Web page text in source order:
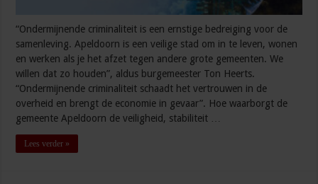
“Ondermijnende criminaliteit is een ernstige bedreiging voor de
samenleving. Apeldoorn is een veilige stad om in te leven, wonen
en werken als je het afzet tegen andere grote gemeenten. We
willen dat zo houden”, aldus burgemeester Ton Heerts.
“Ondermijnende criminaliteit schaadt het vertrouwen in de
overheid en brengt de economie in gevaar”. Hoe waarborgt de
gemeente Apeldoorn de veiligheid, stabiliteit …
Lees verder »